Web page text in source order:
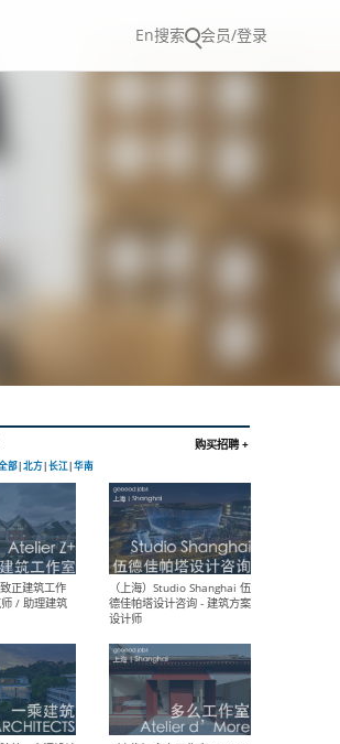
En搜索 会员/登录
最新工作
按地区查看 ：全部|北方|长江
（上海）彬蔚致正建筑工作
室 – 项目建筑师 / 助理建筑
师 / 实习生